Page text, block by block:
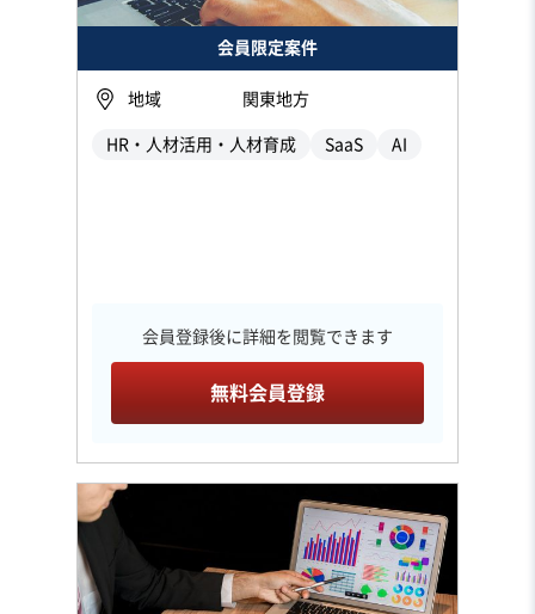
会員限定案件
地域 関東地方
HR・人材活用・人材育成 SaaS AI
会員登録後に詳細を閲覧できます
無料会員登録